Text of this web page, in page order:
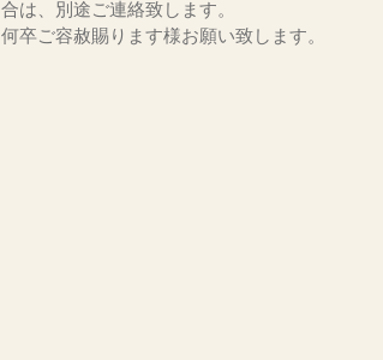
合は、別途ご連絡致します。
何卒ご容赦賜ります様お願い致します。